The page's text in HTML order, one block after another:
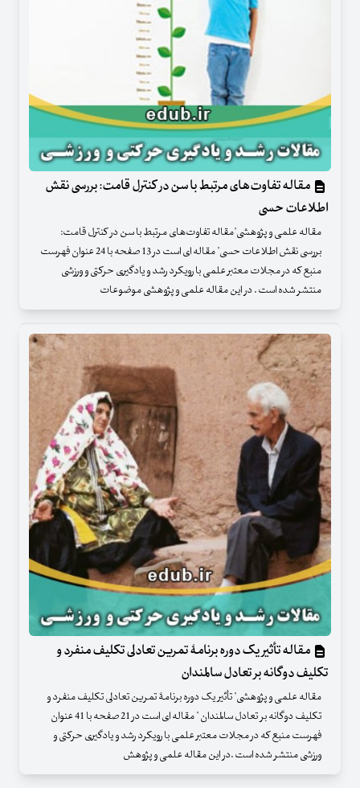
مقاله تفاوت‌های مرتبط با سن در کنترل قامت: بررسی نقش
اطلاعات حسی
مقاله علمی و پژوهشی"مقاله تفاوت‌های مرتبط با سن در کنترل قامت:
بررسی نقش اطلاعات حسی" مقاله ای است در 13 صفحه با 24 عنوان فهرست
منبع که در مجلات معتبر علمی با رویکرد رشد و یادگیری حرکتی و ورزشی
منتشر شده است . در این مقاله علمی و پژوهشی موضوعات
مقاله تأثیر یک دوره برنامۀ تمرین تعادلی تکلیف منفرد و
تکلیف دوگانه بر تعادل سالمندان
مقاله علمی و پژوهشی" تأثیر یک دوره برنامۀ تمرین تعادلی تکلیف منفرد و
تکلیف دوگانه بر تعادل سالمندان " مقاله ای است در 21 صفحه با 41 عنوان
فهرست منبع که در مجلات معتبر علمی با رویکرد رشد و یادگیری حرکتی و
ورزشی منتشر شده است .در این مقاله علمی و پژوهش